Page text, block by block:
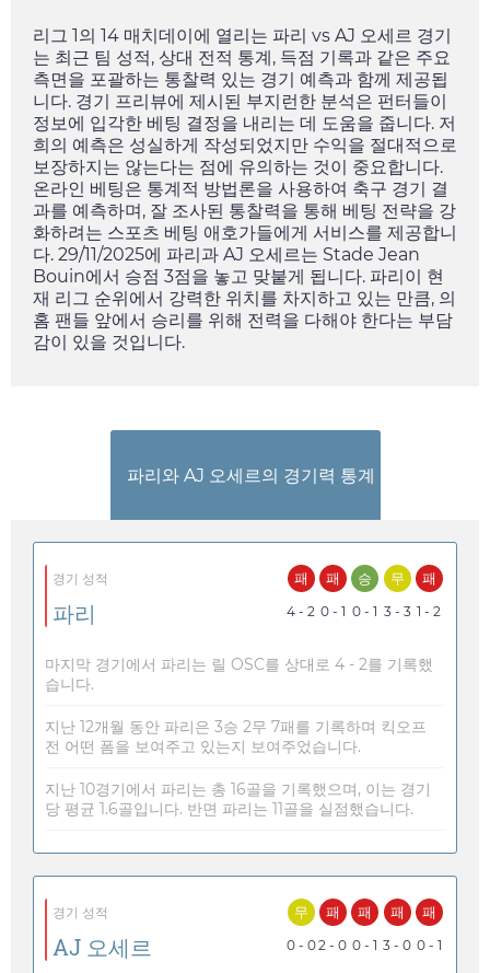
리그 1의 14 매치데이에 열리는 파리 vs AJ 오세르 경기
는 최근 팀 성적, 상대 전적 통계, 득점 기록과 같은 주요
측면을 포괄하는 통찰력 있는 경기 예측과 함께 제공됩
니다. 경기 프리뷰에 제시된 부지런한 분석은 펀터들이
정보에 입각한 베팅 결정을 내리는 데 도움을 줍니다. 저
희의 예측은 성실하게 작성되었지만 수익을 절대적으로
보장하지는 않는다는 점에 유의하는 것이 중요합니다.
온라인 베팅은 통계적 방법론을 사용하여 축구 경기 결
과를 예측하며, 잘 조사된 통찰력을 통해 베팅 전략을 강
화하려는 스포츠 베팅 애호가들에게 서비스를 제공합니
다. 29/11/2025에 파리과 AJ 오세르는 Stade Jean
Bouin에서 승점 3점을 놓고 맞붙게 됩니다. 파리이 현
재 리그 순위에서 강력한 위치를 차지하고 있는 만큼, 의
홈 팬들 앞에서 승리를 위해 전력을 다해야 한다는 부담
감이 있을 것입니다.
파리와 AJ 오세르의 경기력 통계
경기 성적
파리
패
4 - 2
패
0 - 1
승
0 - 1
무
3 - 3
패
1 - 2
마지막 경기에서 파리는 릴 OSC를 상대로 4 - 2를 기록했
습니다.
지난 12개월 동안 파리은 3승 2무 7패를 기록하며 킥오프
전 어떤 폼을 보여주고 있는지 보여주었습니다.
지난 10경기에서 파리는 총 16골을 기록했으며, 이는 경기
당 평균 1.6골입니다. 반면 파리는 11골을 실점했습니다.
경기 성적
AJ 오세르
무
0 - 0
패
2 - 0
패
0 - 1
패
3 - 0
패
0 - 1